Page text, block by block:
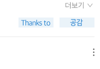
은 아버지의 비중이 커
젠가 자신의 작가 경력에
해지기도 했다. 2026년
더보기